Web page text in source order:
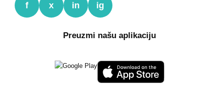
f x in ig
Preuzmi našu aplikaciju